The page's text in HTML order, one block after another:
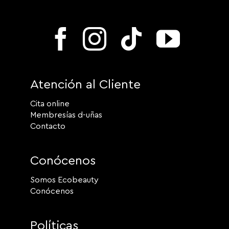
Atención al Cliente
Cita online
Membresías d-uñas
Contacto
Conócenos
Somos Ecobeauty
Conócenos
Políticas